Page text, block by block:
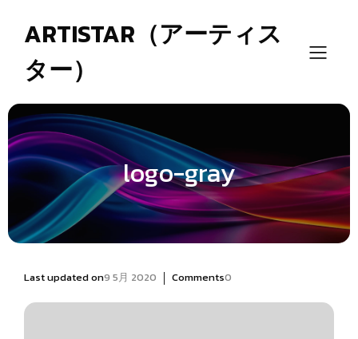
ARTISTAR（アーティス
ター）
logo-gray
Last updated on9 5月 2020 | Comments0